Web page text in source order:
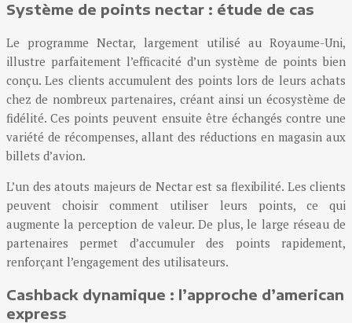
Système de points nectar : étude de cas
Le programme Nectar, largement utilisé au Royaume-Uni,
illustre parfaitement l’efficacité d’un système de points bien
conçu. Les clients accumulent des points lors de leurs achats
chez de nombreux partenaires, créant ainsi un écosystème de
fidélité. Ces points peuvent ensuite être échangés contre une
variété de récompenses, allant des réductions en magasin aux
billets d’avion.
L’un des atouts majeurs de Nectar est sa flexibilité. Les clients
peuvent choisir comment utiliser leurs points, ce qui
augmente la perception de valeur. De plus, le large réseau de
partenaires permet d’accumuler des points rapidement,
renforçant l’engagement des utilisateurs.
Cashback dynamique : l’approche d’american
express